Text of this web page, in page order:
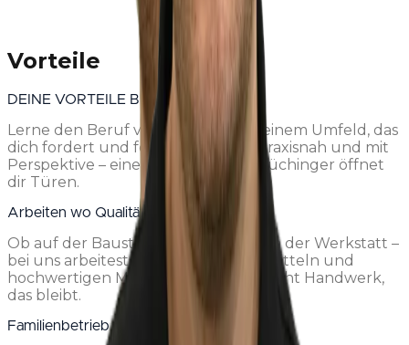
Vorteile
DEINE VORTEILE BEI UNS
Lerne den Beruf von Grund auf in einem Umfeld, das
dich fordert und fördert. Modern, praxisnah und mit
Perspektive – eine Ausbildung bei Lüchinger öffnet
dir Türen.
Arbeiten wo Qualität zählt
Ob auf der Baustelle, im Büro oder in der Werkstatt –
bei uns arbeitest du mit modernen Mitteln und
hochwertigen Materialien. Hier entsteht Handwerk,
das bleibt.
Familienbetrieb mit Herz